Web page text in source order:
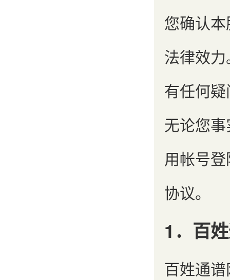
您确认
法律效
有任何
无论您
用帐号
协议。
1．百
百姓通